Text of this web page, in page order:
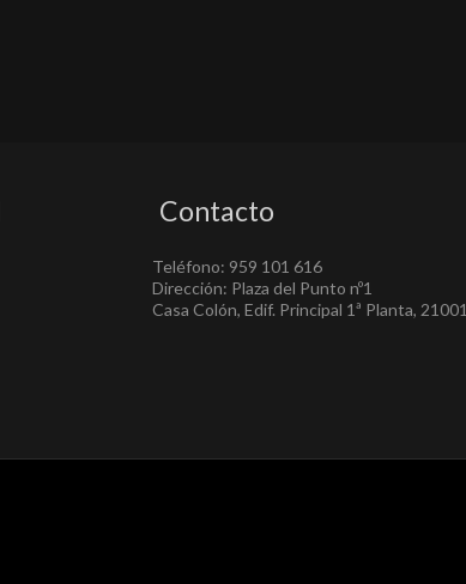
Contacto
Teléfono: 959 101 616
Dirección: Plaza del Punto nº1
Casa Colón, Edif. Principal 1ª Planta, 21001